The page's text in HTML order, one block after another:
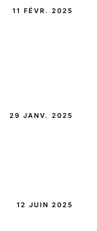
11 FÉVR. 2025
29 JANV. 2025
12 JUIN 2025